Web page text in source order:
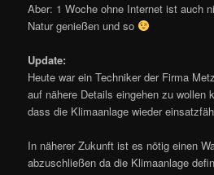
Aber: 1 Woche ohne Internet ist auch
Natur genießen und so
Update:
Heute war ein Techniker der Firma
auf nähere Details eingehen zu wollen
dass die Klimaanlage wieder
In näherer Zukunft ist es nötig einen
abzuschließen da die Klimaanlage